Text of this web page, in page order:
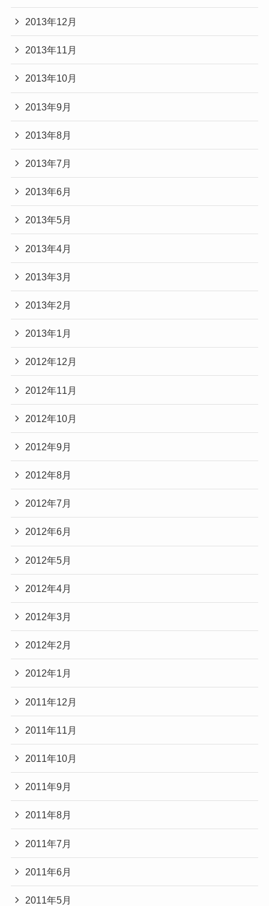
2013年12月
2013年11月
2013年10月
2013年9月
2013年8月
2013年7月
2013年6月
2013年5月
2013年4月
2013年3月
2013年2月
2013年1月
2012年12月
2012年11月
2012年10月
2012年9月
2012年8月
2012年7月
2012年6月
2012年5月
2012年4月
2012年3月
2012年2月
2012年1月
2011年12月
2011年11月
2011年10月
2011年9月
2011年8月
2011年7月
2011年6月
2011年5月